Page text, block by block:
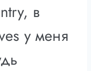
в
у меня